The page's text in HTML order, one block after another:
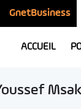
GnetBusiness
ACCUEIL